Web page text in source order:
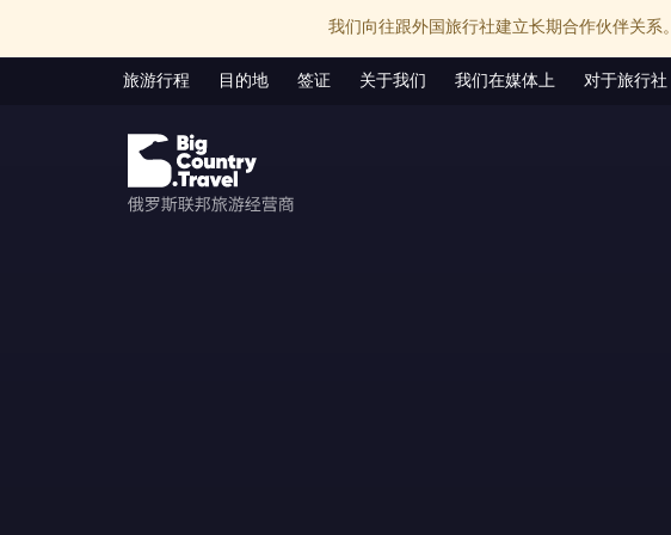
我们向往跟外国旅行社建立长期合作伙伴关系。
旅游行程 目的地 签证 关于我们 我们在媒体上 对于旅行社